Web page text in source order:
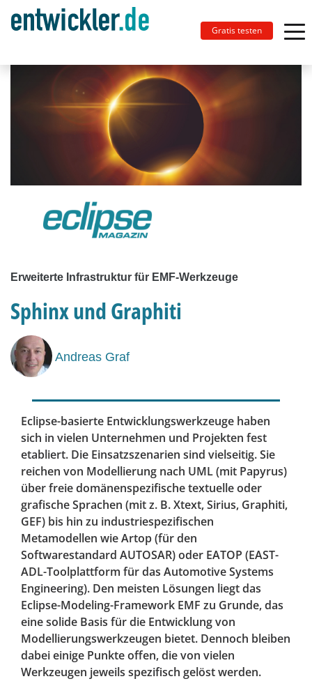
Gratis testen
Erweiterte Infrastruktur für EMF-Werkzeuge
Sphinx und Graphiti
Andreas Graf
Eclipse-basierte Entwicklungswerkzeuge haben
sich in vielen Unternehmen und Projekten fest
etabliert. Die Einsatzszenarien sind vielseitig. Sie
reichen von Modellierung nach UML (mit Papyrus)
über freie domänenspezifische textuelle oder
grafische Sprachen (mit z. B. Xtext, Sirius, Graphiti,
GEF) bis hin zu industriespezifischen
Metamodellen wie Artop (für den
Softwarestandard AUTOSAR) oder EATOP (EAST-
ADL-Toolplattform für das Automotive Systems
Engineering). Den meisten Lösungen liegt das
Eclipse-Modeling-Framework EMF zu Grunde, das
eine solide Basis für die Entwicklung von
Modellierungswerkzeugen bietet. Dennoch bleiben
dabei einige Punkte offen, die von vielen
Werkzeugen jeweils spezifisch gelöst werden.